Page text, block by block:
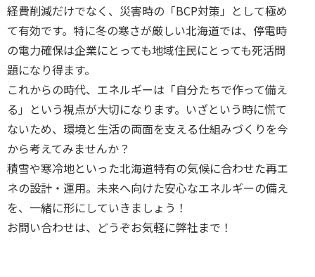
経費削減だけでなく、災害時の「BCP対策」として極め
て有効です。特に冬の寒さが厳しい北海道では、停電時
の電力確保は企業にとっても地域住民にとっても死活問
題になり得ます。
これからの時代、エネルギーは「自分たちで作って備え
る」という視点が大切になります。いざという時に慌て
ないため、環境と生活の両面を支える仕組みづくりを今
から考えてみませんか？
積雪や寒冷地といった北海道特有の気候に合わせた再エ
ネの設計・運用。未来へ向けた安心なエネルギーの備え
を、一緒に形にしていきましょう！
お問い合わせは、どうぞお気軽に弊社まで！